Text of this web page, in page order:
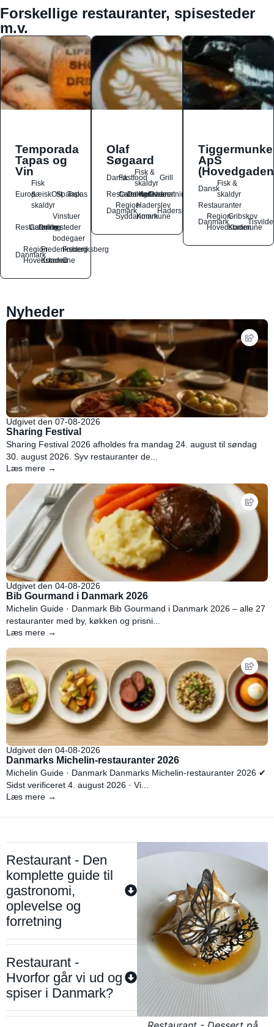
Forskellige restauranter, spisesteder
m.v.
Temporada
Tapas og
Vin
Europæisk
Fisk
&
skaldyr
OstSpansk
Tapas
Restauranter
Catering
Drikkesteder
Vinstuer
og
bodegaer
Danmark
Region
Hovedstaden
Frederiksberg
Kommune
Frederiksberg
C
Olaf
Søgaard
DanskFastfood
Fisk &
skaldyr
Grill
Restauranter
Catering
Drikkesteder
Kaffebarer
Overnatningssteder
Danmark
Region
Syddanmark
Haderslev
Kommune
Haderslev
ApS
Dansk
Fisk &
skaldyr
Restauranter
Danmark
Region
Hovedstaden
Gribskov
Kommune
Nyheder
Udgivet den 07-08-2026
Sharing Festival
Sharing Festival 2026 afholdes fra mandag 24. august til søndag
30. august 2026. Syv restauranter de...
Læs mere →
Udgivet den 04-08-2026
Bib Gourmand i Danmark 2026
Michelin Guide · Danmark Bib Gourmand i Danmark 2026 – alle 27
restauranter med by, køkken og prisni...
Læs mere →
Udgivet den 04-08-2026
Danmarks Michelin-restauranter 2026
Michelin Guide · Danmark Danmarks Michelin-restauranter 2026 ✔
Sidst verificeret 4. august 2026 · Vi...
Læs mere →
Restaurant - Den
komplette guide til
gastronomi,
oplevelse og
forretning
Restaurant -
Hvorfor går vi ud og
spiser i Danmark?